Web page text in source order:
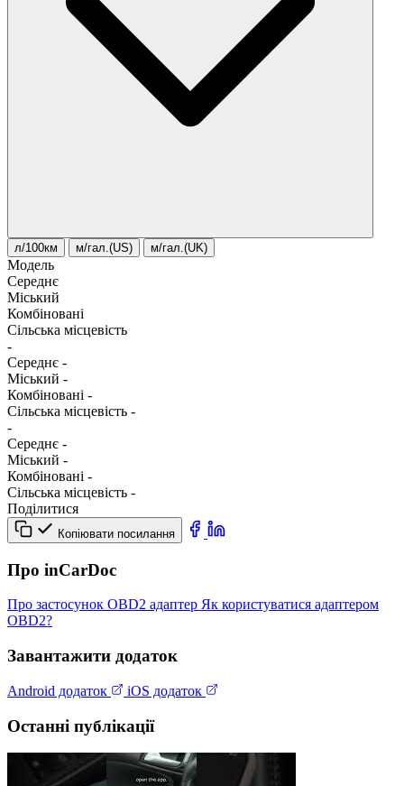
л/100км м/гал.(US) м/гал.(UK)
Модель
Середнє
Міський
Комбіновані
Сільська місцевість
-
Середнє -
Міський -
Комбіновані -
Сільська місцевість -
-
Середнє -
Міський -
Комбіновані -
Сільська місцевість -
Поділитися
Копіювати посилання
Про inCarDoc
Про застосунок OBD2 адаптер Як користуватися адаптером
OBD2?
Завантажити додаток
Android додаток iOS додаток
Останні публікації